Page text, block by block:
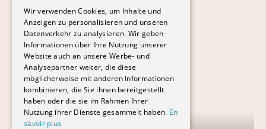
Wir verwenden Cookies, um Inhalte und
Anzeigen zu personalisieren und unseren
Datenverkehr zu analysieren. Wir geben
Informationen über Ihre Nutzung unserer
Website auch an unsere Werbe- und
Analysepartner weiter, die diese
möglicherweise mit anderen Informationen
kombinieren, die Sie ihnen bereitgestellt
haben oder die sie im Rahmen Ihrer
Nutzung ihrer Dienste gesammelt haben. En
savoir plus